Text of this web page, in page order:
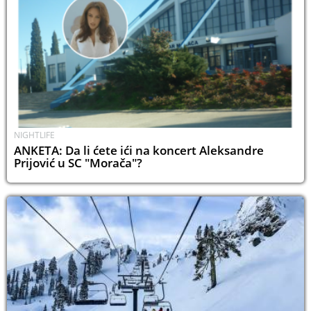
NIGHTLIFE
ANKETA: Da li ćete ići na koncert Aleksandre
Prijović u SC "Morača"?